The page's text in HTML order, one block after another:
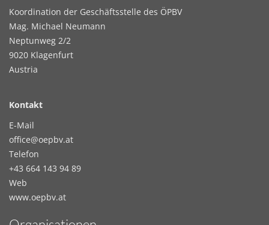
Koordination der Geschäftsstelle des ÖPBV
Mag. Michael Neumann
Neptunweg 2/2
9020 Klagenfurt
Austria
Kontakt
E-Mail
office@oepbv.at
Telefon
+43 664 143 94 89
Web
www.oepbv.at